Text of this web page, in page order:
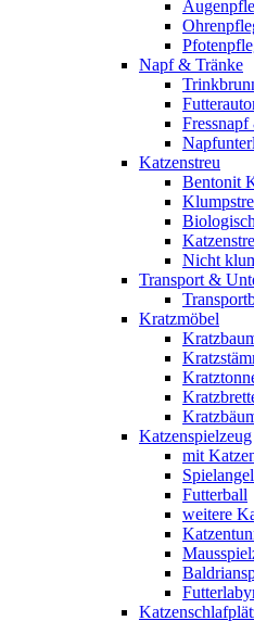
Napf & Tränke
Katzenstreu
Bentonit
Nicht
Transport &
Kratzmöbel
Katzenspielzeug
mit
Futterball
weitere